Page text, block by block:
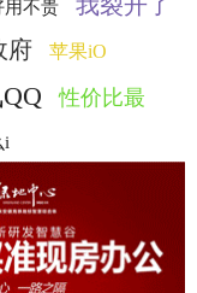
用不贵
府 苹果iO
性价比最
i